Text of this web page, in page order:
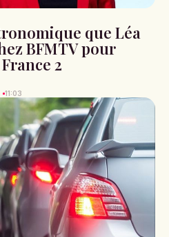
que Léa
BFMTV pour
2
11:03